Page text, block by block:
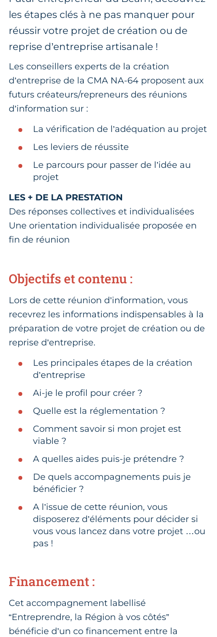
les étapes clés à ne pas manquer pour
réussir votre projet de création ou de
reprise d’entreprise artisanale !
Les conseillers experts de la création
d’entreprise de la CMA NA-64 proposent aux
futurs créateurs/repreneurs des réunions
d’information sur :
La vérification de l’adéquation au projet
Les leviers de réussite
Le parcours pour passer de l’idée au
projet
LES + DE LA PRESTATION
Des réponses collectives et individualisées
Une orientation individualisée proposée en
fin de réunion
Objectifs et contenu :
Lors de cette réunion d’information, vous
recevrez les informations indispensables à la
préparation de votre projet de création ou de
reprise d’entreprise.
Les principales étapes de la création
d’entreprise
Ai-je le profil pour créer ?
Quelle est la réglementation ?
Comment savoir si mon projet est
viable ?
A quelles aides puis-je prétendre ?
De quels accompagnements puis je
bénéficier ?
A l’issue de cette réunion, vous
disposerez d’éléments pour décider si
vous vous lancez dans votre projet …ou
pas !
Financement :
Cet accompagnement labellisé
“Entreprendre, la Région à vos côtés”
bénéficie d’un co financement entre la